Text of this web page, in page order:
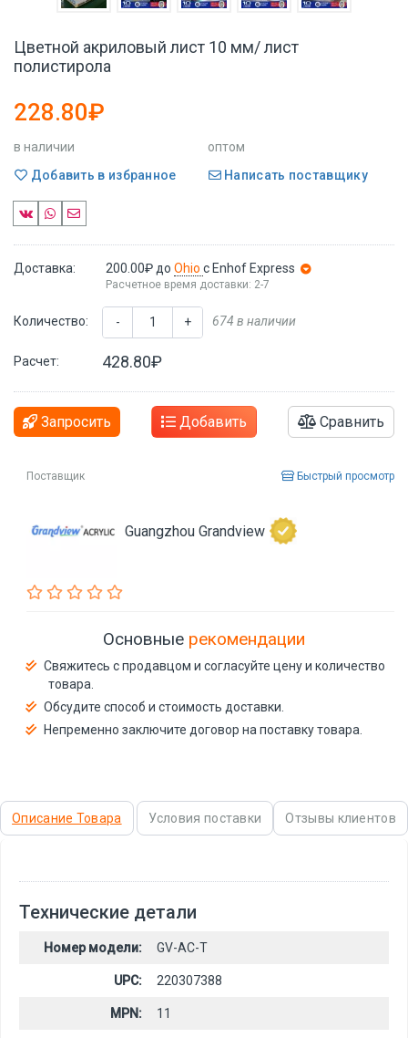
Цветной акриловый лист 10 мм/ лист
полистирола
228.80₽
в наличии
оптом
Добавить в избранное
Написать поставщику
Доставка: 200.00₽ до Ohio с Enhof Express
Расчетное время доставки: 2-7
Количество: - + 674 в наличии
Расчет: 428.80₽
Запросить Добавить Сравнить
Поставщик Быстрый просмотр
Guangzhou Grandview
Основные рекомендации
Свяжитесь с продавцом и согласуйте цену и количество
товара.
Обсудите способ и стоимость доставки.
Непременно заключите договор на поставку товара.
Описание Товара Условия поставки Отзывы клиентов
Технические детали
Номер модели: GV-AC-T
UPC: 220307388
MPN: 11